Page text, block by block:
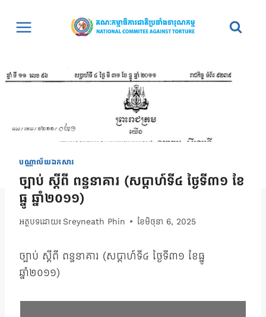
បណ្ណាល័យឯកសារ
ច្បាប់ ស្ដីពី ពន្ធនាគារ (សប្ដាហ៍ទី៤ ថ្ងៃទី៣១ ខែ
ធ្នូ ឆ្នាំ២០១១)
អត្ថបទដោយ៖ Sreyneath Phin ខែ​មិថុនា 6, 2025
ច្បាប់ ស្ដីពី ពន្ធនាគារ (សប្ដាហ៍ទី៤ ថ្ងៃទី៣១ ខែធ្នូ
ឆ្នាំ២០១១)